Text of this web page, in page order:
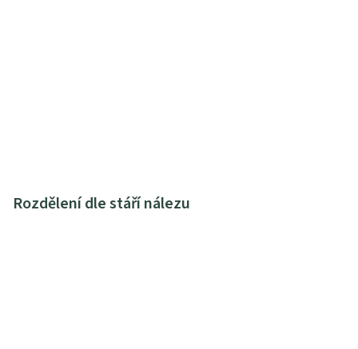
Rozdělení dle stáří nálezu